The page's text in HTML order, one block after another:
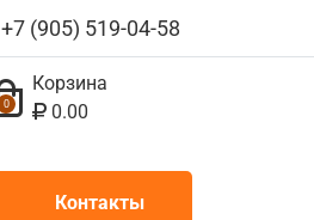
+7 (905) 519-04-58
0
Корзина
0.00
Контакты